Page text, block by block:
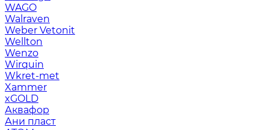
WAGO
Walraven
Weber Vetonit
Wellton
Wenzo
Wirquin
Wkret-met
Xammer
xGOLD
Аквафор
Ани пласт